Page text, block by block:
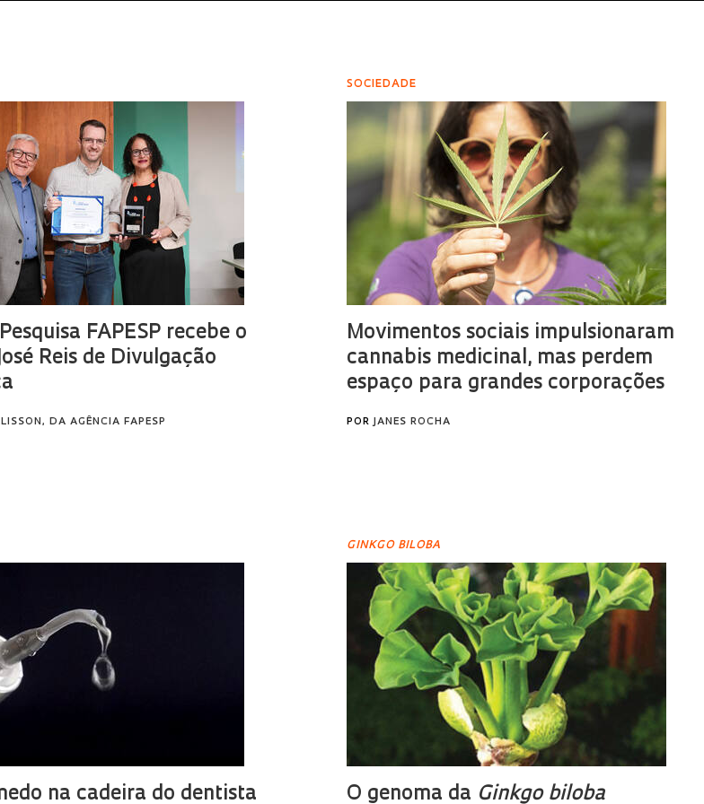
FAPESP recebe o
Reis de Divulgação
DA AGÊNCIA FAPESP
SOCIEDADE
Movimentos sociais impulsionaram
cannabis medicinal, mas perdem
espaço para grandes corporações
POR JANES ROCHA
na cadeira do dentista
GINKGO BILOBA
O genoma da Ginkgo biloba